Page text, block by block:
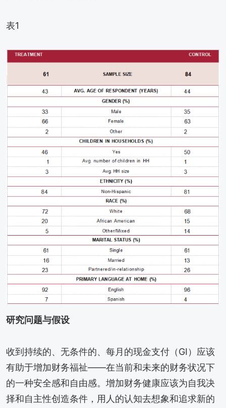
表1
研究问题与假设
收到持续的、无条件的、每月的现金支付（GI）应该
有助于增加财务福祉——在当前和未来的财务状况下
的一种安全感和自由感。增加财务健康应该为自我决
择和自主性创造条件，用人的认知去想象和追求新的